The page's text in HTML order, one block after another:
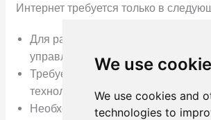
We use
We use cookies and
technologies to
Интернет требуется только в
Для разблокировки требуется
управление.
Требуется управление на основе
технологий.
Необходим многоместный